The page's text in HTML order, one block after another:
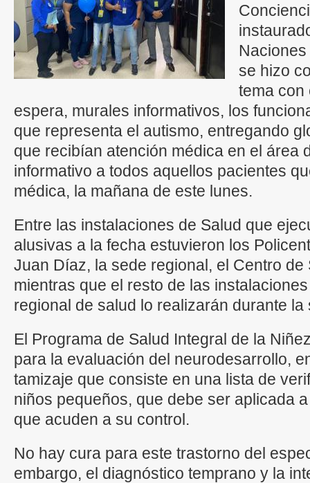
se hizo
tema con
espera, murales informativos, los
que representa el autismo, entregando
que recibían atención médica en el área
informativo a todos aquellos pacientes
médica, la mañana de este lunes.
Entre las instalaciones de Salud que
alusivas a la fecha estuvieron los
Juan Díaz, la sede regional, el Centro de
mientras que el resto de las
regional de salud lo realizarán durante la
El Programa de Salud Integral de la
para la evaluación del neurodesarrollo,
tamizaje que consiste en una lista de
niños pequeños, que debe ser aplicada
que acuden a su control.
No hay cura para este trastorno del
embargo, el diagnóstico temprano y la